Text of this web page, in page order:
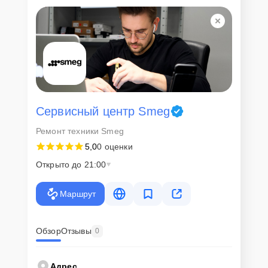
Для всех клиентов действуют демократичные и фиксированные
цены. Конечная стоимость работ обсуждается с клиентом и не в
коем случае не может измениться в процессе работ. Сервис не
навязывает клиентам дополнительные услуги и не
предусматривает скрытые платежи. Рассчитать предварительную
стоимость ремонта можно с помощью нашегоКалькулятора
Скорость диагностики и
ремонта
Наша компания ценит время клиентов и понимает важность
оперативного решения любых вопросов. В среднем, ремонт
клиент сможет забрать свой гаджет в этот же день. При
Внимание! Устройство отправляется на ремонт только после
согласования вариантов запчастей и стоимости ремонта с
изменена в процессе или после завершения работ.
Сервисный центр Smeg
Ремонт техники Smeg
5,00 оценки
Открыто до 21:00
Маршрут
ОбзорОтзывы 0
Адрес